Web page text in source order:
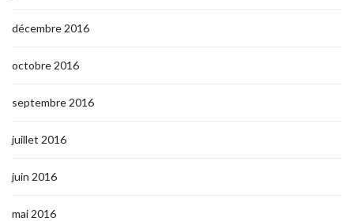
décembre 2016
octobre 2016
septembre 2016
juillet 2016
juin 2016
mai 2016